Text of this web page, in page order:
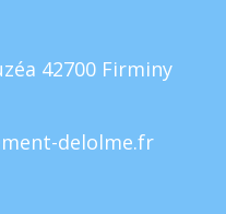
42700 Firminy
delolme.fr